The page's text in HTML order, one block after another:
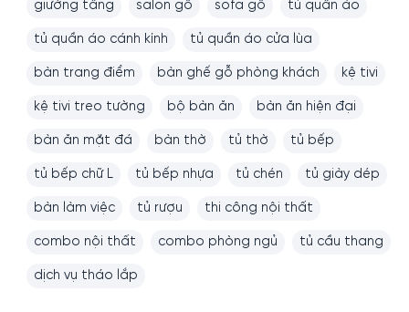
giường tầng salon gỗ sofa gỗ tủ quần áo
tủ quần áo cánh kính tủ quần áo cửa lùa
bàn trang điểm bàn ghế gỗ phòng khách kệ tivi
kệ tivi treo tường bộ bàn ăn bàn ăn hiện đại
bàn ăn mặt đá bàn thờ tủ thờ tủ bếp
tủ bếp chữ L tủ bếp nhựa tủ chén tủ giày dép
bàn làm việc tủ rượu thi công nội thất
combo nội thất combo phòng ngủ tủ cầu thang
dịch vụ tháo lắp